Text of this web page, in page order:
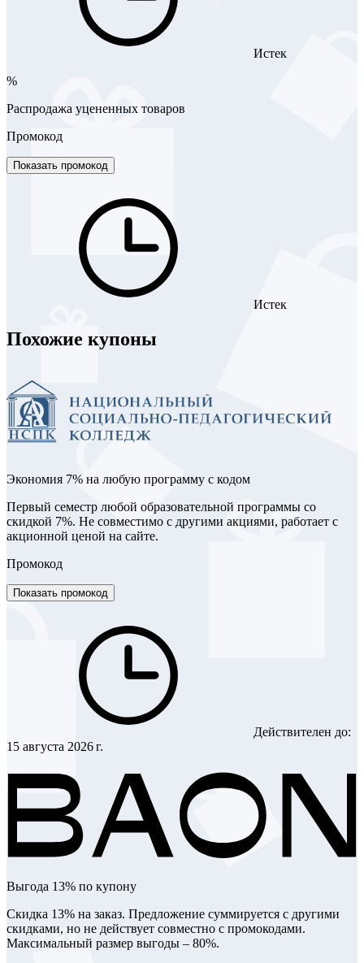
Истек
%
Распродажа уцененных товаров
Промокод
Показать промокод
Истек
Похожие купоны
Экономия 7% на любую программу с кодом
Первый семестр любой образовательной программы со
скидкой 7%. Не совместимо с другими акциями, работает с
акционной ценой на сайте.
Промокод
Показать промокод
Действителен до:
15 августа 2026 г.
Выгода 13% по купону
Скидка 13% на заказ. Предложение суммируется с другими
скидками, но не действует совместно с промокодами.
Максимальный размер выгоды – 80%.